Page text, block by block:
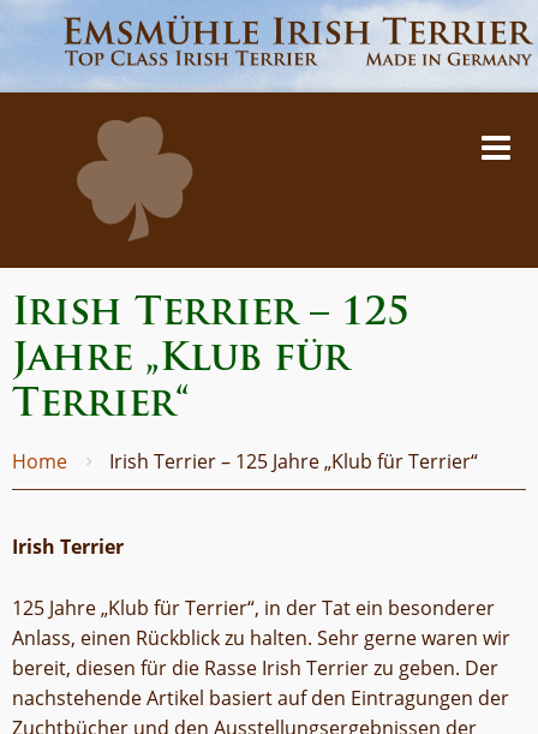
Irish Terrier – 125
Jahre „Klub für
Terrier“
Home Irish Terrier – 125 Jahre „Klub für Terrier“
Irish Terrier
125 Jahre „Klub für Terrier“, in der Tat ein besonderer
Anlass, einen Rückblick zu halten. Sehr gerne waren wir
bereit, diesen für die Rasse Irish Terrier zu geben. Der
nachstehende Artikel basiert auf den Eintragungen der
Zuchtbücher und den Ausstellungsergebnissen der